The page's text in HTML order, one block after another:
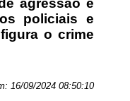
agressão e
policiais e
o crime
16/09/2024 08:50:10